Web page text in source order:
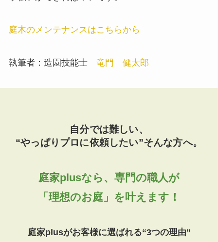
庭木のメンテナンスはこちらから
執筆者：造園技能士 竜門 健太郎
自分では難しい、
“やっぱりプロに依頼したい”そんな方へ。
庭家plusなら、専門の職人が
「理想のお庭」を叶えます！
庭家plusがお客様に選ばれる“3つの理由”